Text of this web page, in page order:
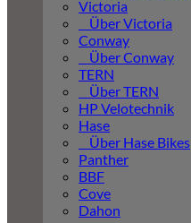
Victoria
Über Victoria
Conway
Über Conway
TERN
Über TERN
HP Velotechnik
Hase
Über Hase Bikes
Panther
BBF
Cove
Dahon